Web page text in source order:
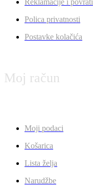
Polica privatnosti
Postavke kolačića
Moj račun
Moji podaci
Košarica
Lista želja
Narudžbe